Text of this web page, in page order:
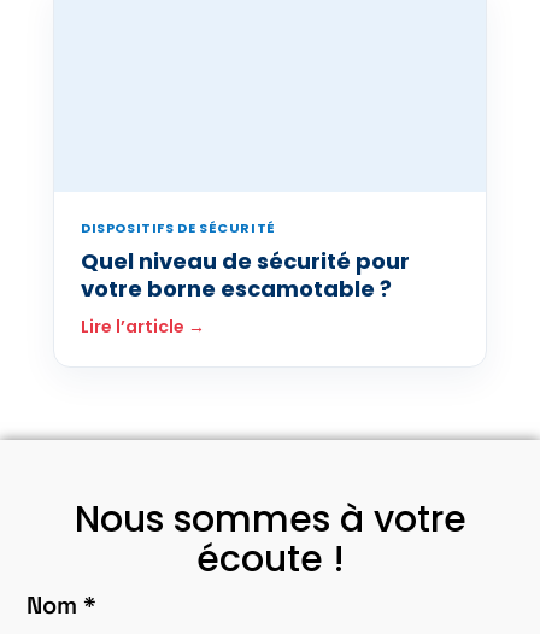
DISPOSITIFS DE SÉCURITÉ
Quel niveau de sécurité pour
votre borne escamotable ?
Lire l’article →
Nous sommes à votre
écoute !
Nom *